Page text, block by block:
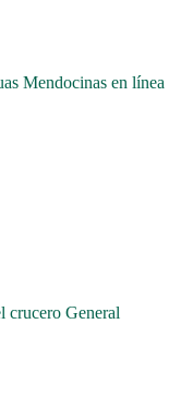
Mendocinas en línea
crucero General